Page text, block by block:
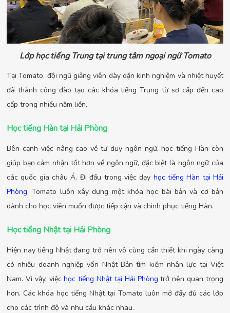
Lớp học tiếng Trung tại trung tâm ngoại ngữ Tomato
Tại Tomato, đội ngũ giảng viên dày dặn kinh nghiệm và nhiệt huyết
đã thành công đào tạo các khóa tiếng Trung từ sơ cấp đến cao
cấp trong nhiều năm liền.
Học tiếng Hàn tại Hải Phòng
Bên cạnh việc nâng cao về tư duy ngôn ngữ, học tiếng Hàn còn
giúp bạn cảm nhận tốt hơn về ngôn ngữ, đặc biệt là ngôn ngữ của
các quốc gia châu Á. Đi đầu trong việc dạy học tiếng Hàn tại Hải
Phòng, Tomato luôn xây dựng một khóa học bài bản và cơ bản
dành cho học viên muốn được tiếp cận và chinh phục tiếng Hàn.
Học tiếng Nhật tại Hải Phòng
Hiện nay tiếng Nhật đang trở nên vô cùng cần thiết khi ngày càng
có nhiều doanh nghiệp vốn Nhật Bản tìm kiếm nhân lực tại Việt
Nam. Vì vậy, việchọc tiếng Nhật tại Hải Phòng trở nên quan trọng
hơn. Các khóa học tiếng Nhật tại Tomato luôn mở đầy đủ các lớp
cho các trình độ và nhu cầu khác nhau.